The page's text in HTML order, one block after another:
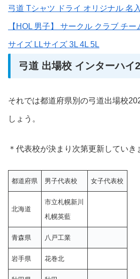
弓道 Tシャツ ドライ オリジナル 名
【HOL 男子】 サークル クラブ チ
サイズ LLサイズ 3L 4L 5L
弓道 出場校 インターハイ
それでは都道府県別の弓道出場校
しょう。
＊代表校が決まり次第更新していき
都道府県 男子代表校 女子代表校
北海道
市立札幌新川
札幌英藍
青森県 八戸工業
岩手県 花巻北